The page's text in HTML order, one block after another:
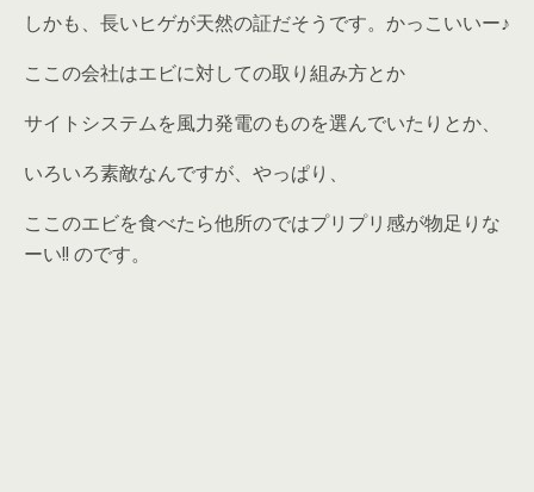
しかも、長いヒゲが天然の証だそうです。かっこいいー♪
ここの会社はエビに対しての取り組み方とか
サイトシステムを風力発電のものを選んでいたりとか、
いろいろ素敵なんですが、やっぱり、
ここのエビを食べたら他所のではプリプリ感が物足りな
ーい!! のです。